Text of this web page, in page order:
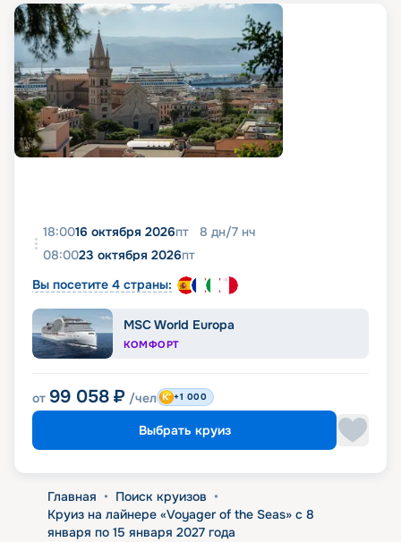
18:0016 октября 2026пт 8 дн/7 нч
08:0023 октября 2026пт
Вы посетите 4 страны:
MSC World Europa
КОМФОРТ
от 99 058 ₽ /чел +1 000
Выбрать круиз
Главная • Поиск круизов •
Круиз на лайнере «Voyager of the Seas» с 8
января по 15 января 2027 года